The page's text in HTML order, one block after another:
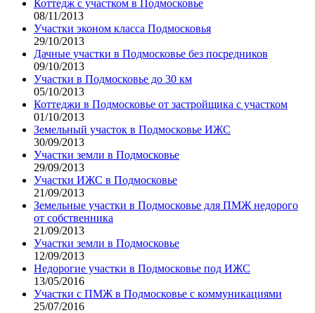
Коттедж с участком в Подмосковье
08/11/2013
Участки эконом класса Подмосковья
29/10/2013
Дачные участки в Подмосковье без посредников
09/10/2013
Участки в Подмосковье до 30 км
05/10/2013
Коттеджи в Подмосковье от застройщика с участком
01/10/2013
Земельный участок в Подмосковье ИЖС
30/09/2013
Участки земли в Подмосковье
29/09/2013
Участки ИЖС в Подмосковье
21/09/2013
Земельные участки в Подмосковье для ПМЖ недорого
от собственника
21/09/2013
Участки земли в Подмосковье
12/09/2013
Недорогие участки в Подмосковье под ИЖС
13/05/2016
Участки с ПМЖ в Подмосковье с коммуникациями
25/07/2016